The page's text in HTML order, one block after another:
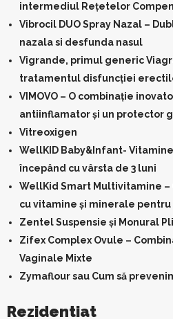
intermediul Rețetelor
Vibrocil DUO Spray Nazal –
nazala si desfunda nasul
Vigrande, primul generic
tratamentul disfuncţiei
VIMOVO – O combinație
antiinflamator și un protector
Vitreoxigen
WellKID Baby&Infant-
începând cu vârsta de 3 luni
WellKid Smart Multivitamine
cu vitamine și minerale pentru
Zentel Suspensie și Monural
Zifex Complex Ovule –
Vaginale Mixte
Zymaflour sau Cum să
Rezidentiat